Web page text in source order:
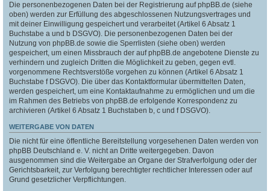
Die personenbezogenen Daten bei der Registrierung auf phpBB.de (siehe
oben) werden zur Erfüllung des abgeschlossenen Nutzungsvertrages und
mit deiner Einwilligung gespeichert und verarbeitet (Artikel 6 Absatz 1
Buchstabe a und b DSGVO). Die personenbezogenen Daten bei der
Nutzung von phpBB.de sowie die Sperrlisten (siehe oben) werden
gespeichert, um einen Missbrauch der auf phpBB.de angebotene Dienste zu
verhindern und zugleich Dritten die Möglichkeit zu geben, gegen evtl.
vorgenommene Rechtsverstöße vorgehen zu können (Artikel 6 Absatz 1
Buchstabe f DSGVO). Die über das Kontaktformular übermittelten Daten,
werden gespeichert, um eine Kontaktaufnahme zu ermöglichen und um die
im Rahmen des Betriebs von phpBB.de erfolgende Korrespondenz zu
archivieren (Artikel 6 Absatz 1 Buchstaben b, c und f DSGVO).
WEITERGABE VON DATEN
Die nicht für eine öffentliche Bereitstellung vorgesehenen Daten werden von
phpBB Deutschland e. V. nicht an Dritte weitergegeben. Davon
ausgenommen sind die Weitergabe an Organe der Strafverfolgung oder der
Gerichtsbarkeit, zur Verfolgung berechtigter rechtlicher Interessen oder auf
Grund gesetzlicher Verpflichtungen.